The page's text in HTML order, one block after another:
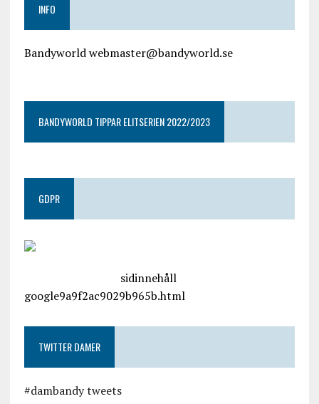
INFO
Bandyworld webmaster@bandyworld.se
BANDYWORLD TIPPAR ELITSERIEN 2022/2023
GDPR
sidinnehåll
google9a9f2ac9029b965b.html
TWITTER DAMER
#dambandy tweets